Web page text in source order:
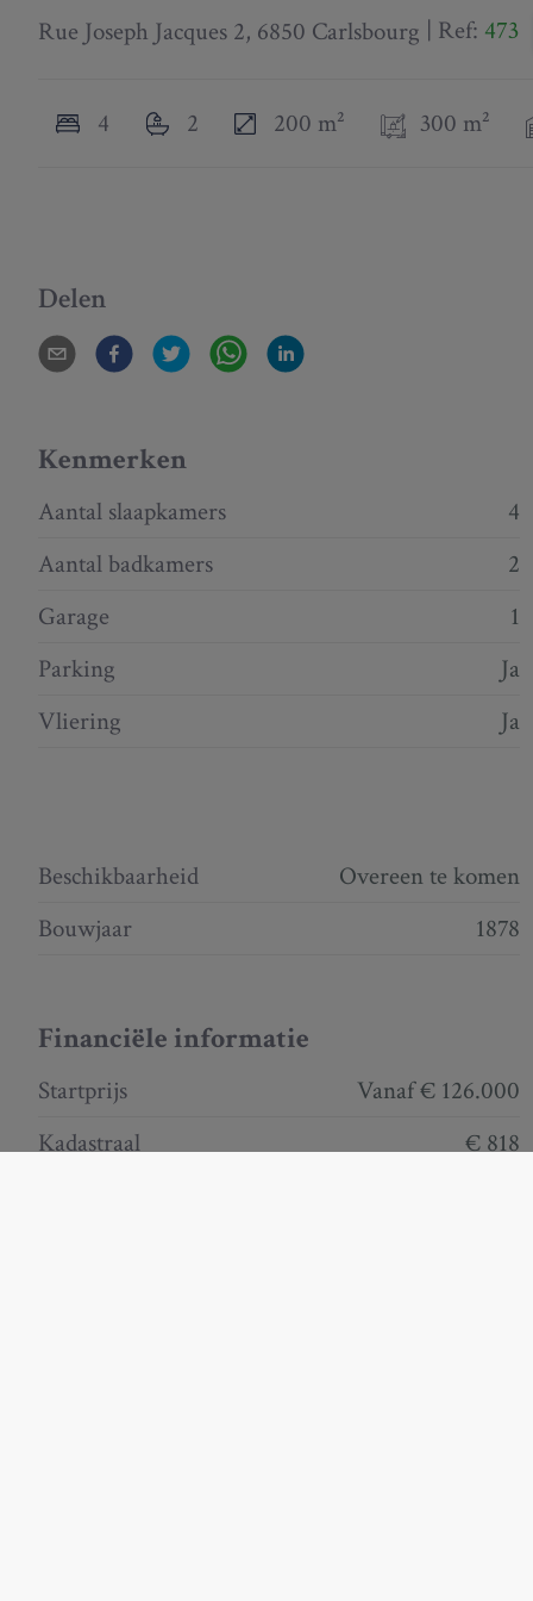
Rue Joseph Jacques 2, 6850 Carlsbourg Ref: 473
4 2 200 m² 300 m²
Delen
Kenmerken
Aantal slaapkamers
4
Aantal badkamers
2
Garage
1
Parking
Ja
Vliering
Ja
Beschikbaarheid
Overeen te komen
Bouwjaar
1878
Financiële informatie
Startprijs
Vanaf € 126.000
Kadastraal
€ 818